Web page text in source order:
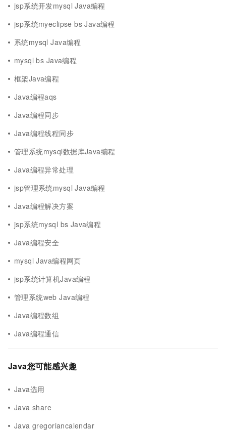
jsp系统开发mysql Java编程
jsp系统myeclipse bs Java编程
系统mysql Java编程
mysql bs Java编程
框架Java编程
Java编程aqs
Java编程同步
Java编程线程同步
管理系统mysql数据库Java编程
Java编程异常处理
jsp管理系统mysql Java编程
Java编程解决方案
jsp系统mysql bs Java编程
Java编程安全
mysql Java编程网页
jsp系统计算机Java编程
管理系统web Java编程
Java编程数组
Java编程通信
Java您可能感兴趣
Java选用
Java share
Java gregoriancalendar